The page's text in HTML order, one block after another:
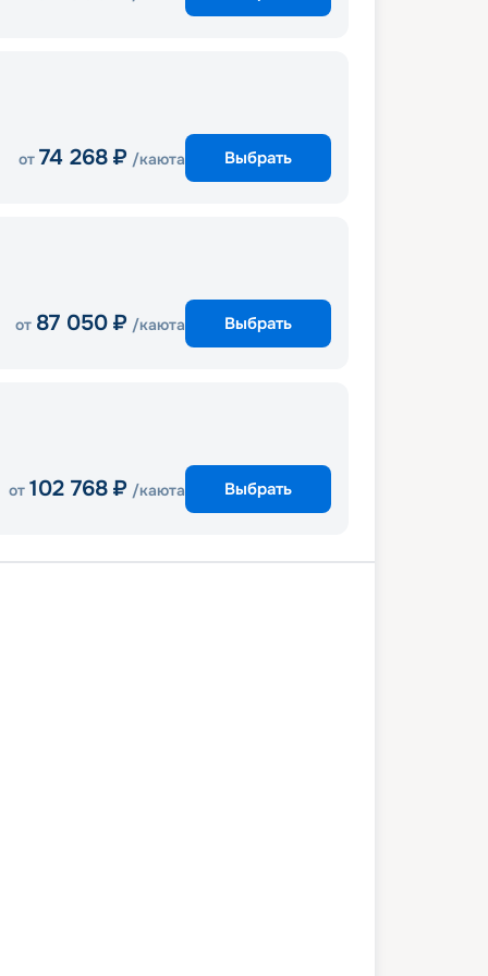
от 74 268 ₽ /каюта Выбрать
от 87 050 ₽ /каюта Выбрать
от 102 768 ₽ /каюта Выбрать